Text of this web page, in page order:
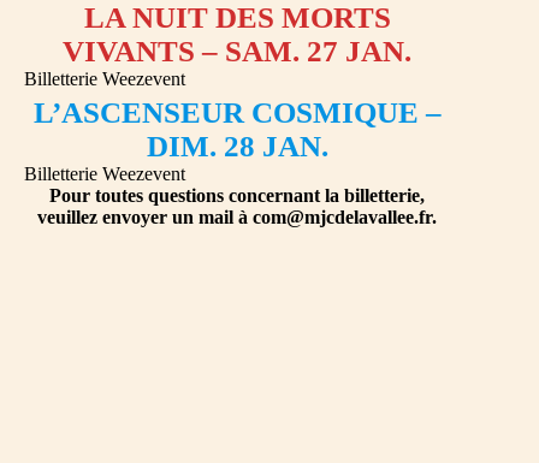
LA NUIT DES MORTS
VIVANTS – SAM. 27 JAN.
Billetterie Weezevent
L’ASCENSEUR COSMIQUE –
DIM. 28 JAN.
Billetterie Weezevent
Pour toutes questions concernant la billetterie,
veuillez envoyer un mail àcom@mjcdelavallee.fr.